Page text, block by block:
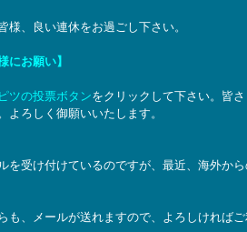
様、良い連休をお過ごし下さい。
にお願い】
ツの投票ボタンをクリックして下さい。皆
よろしく御願いいたします。
を受け付けているのですが、最近、海外か
も、メールが送れますので、よろしければ